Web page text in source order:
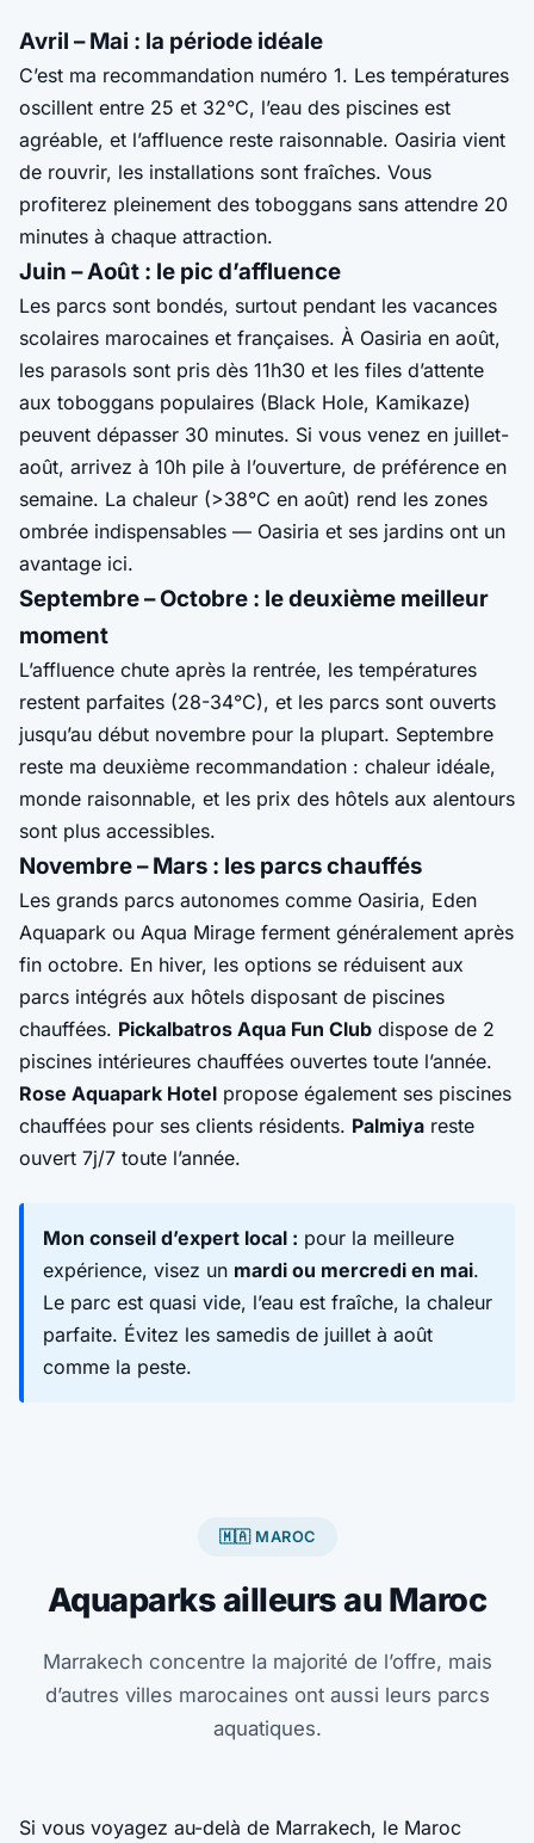
Avril – Mai : la période idéale
C’est ma recommandation numéro 1. Les températures
oscillent entre 25 et 32°C, l’eau des piscines est
agréable, et l’affluence reste raisonnable. Oasiria vient
de rouvrir, les installations sont fraîches. Vous
profiterez pleinement des toboggans sans attendre 20
minutes à chaque attraction.
Juin – Août : le pic d’affluence
Les parcs sont bondés, surtout pendant les vacances
scolaires marocaines et françaises. À Oasiria en août,
les parasols sont pris dès 11h30 et les files d’attente
aux toboggans populaires (Black Hole, Kamikaze)
peuvent dépasser 30 minutes. Si vous venez en juillet-
août, arrivez à 10h pile à l’ouverture, de préférence en
semaine. La chaleur (>38°C en août) rend les zones
ombrée indispensables — Oasiria et ses jardins ont un
avantage ici.
Septembre – Octobre : le deuxième meilleur
moment
L’affluence chute après la rentrée, les températures
restent parfaites (28-34°C), et les parcs sont ouverts
jusqu’au début novembre pour la plupart. Septembre
reste ma deuxième recommandation : chaleur idéale,
monde raisonnable, et les prix des hôtels aux alentours
sont plus accessibles.
Novembre – Mars : les parcs chauffés
Les grands parcs autonomes comme Oasiria, Eden
Aquapark ou Aqua Mirage ferment généralement après
fin octobre. En hiver, les options se réduisent aux
parcs intégrés aux hôtels disposant de piscines
chauffées. Pickalbatros Aqua Fun Club dispose de 2
piscines intérieures chauffées ouvertes toute l’année.
Rose Aquapark Hotel propose également ses piscines
chauffées pour ses clients résidents. Palmiya reste
ouvert 7j/7 toute l’année.
Mon conseil d’expert local : pour la meilleure
expérience, visez un mardi ou mercredi en mai.
Le parc est quasi vide, l’eau est fraîche, la chaleur
parfaite. Évitez les samedis de juillet à août
comme la peste.
🇲🇦 MAROC
Aquaparks ailleurs au Maroc
Marrakech concentre la majorité de l’offre, mais
d’autres villes marocaines ont aussi leurs parcs
aquatiques.
Si vous voyagez au-delà de Marrakech, le Maroc